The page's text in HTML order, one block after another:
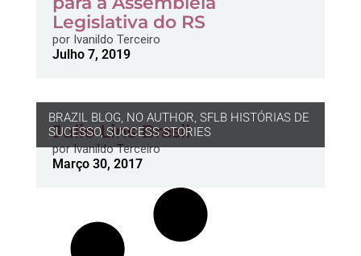
Legislativa do RS
porIvanildo Terceiro
Julho 7, 2019
BRAZIL BLOG, NO AUTHOR, SFLB HISTÓRIAS DE
SUCESSO, SUCCESS STORIES
Julio Lins Brasil
porIvanildo Terceiro
Março 30, 2017